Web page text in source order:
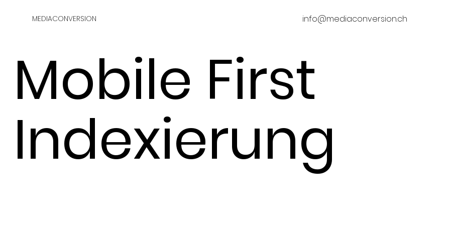
MEDIACONVERSION info@mediaconversion.ch
Mobile First
Indexierung